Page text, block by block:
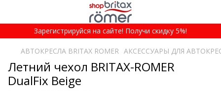
Зарегистрируйся на сайте! Получи скидку 5%!
АВТОКРЕСЛА BRITAX ROMER АКСЕССУАРЫ ДЛЯ
Летний чехол BRITAX-ROMER
DualFix Beige